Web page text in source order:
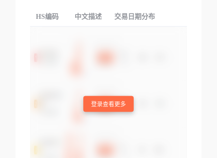
HS编码 中文描述 交易日期分布
登录查看更多